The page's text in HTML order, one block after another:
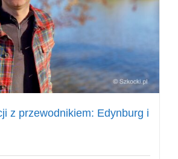
z przewodnikiem: Edynburg i